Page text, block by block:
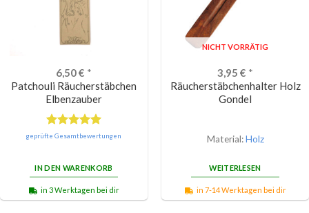
6,50€ *
Patchouli Räucherstäbchen
Elbenzauber
Bewertet
geprüfte Gesamtbewertungen
IN DEN WARENKORB
in 3 Werktagen bei dir
NICHT VORRÄTIG
3,95 € *
Räucherstäbchenhalter Holz
Gondel
Material:Holz
WEITERLESEN
in 7-14 Werktagen bei dir